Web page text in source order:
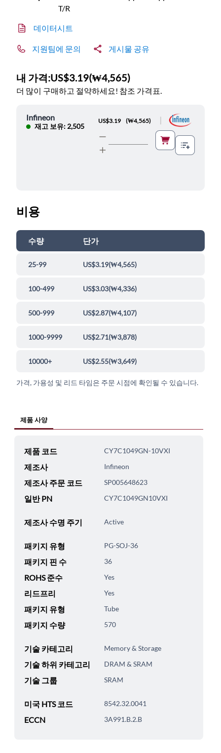
T/R
데이터시트
지원팀에 문의 게시물 공유
내 가격:US$3.19(₩4,565)
더 많이 구매하고 절약하세요! 참조 가격표.
Infineon
재고 보유: 2,505
US$3.19 (₩4,565)
비용
수량 단가
25-99 US$3.19(₩4,565)
100-499 US$3.03(₩4,336)
500-999 US$2.87(₩4,107)
1000-9999 US$2.71(₩3,878)
10000+ US$2.55(₩3,649)
가격, 가용성 및 리드 타임은 주문 시점에 확인될 수 있습니다.
제품 사양
제품 코드 CY7C1049GN-10VXI
제조사 Infineon
제조사 주문 코드 SP005648623
일반 PN CY7C1049GN10VXI
제조사 수명 주기 Active
패키지 유형 PG-SOJ-36
패키지 핀 수 36
ROHS 준수 Yes
리드프리 Yes
패키지 유형 Tube
패키지 수량 570
기술 카테고리 Memory & Storage
기술 하위 카테고리 DRAM & SRAM
기술 그룹 SRAM
미국 HTS 코드 8542.32.0041
ECCN 3A991.B.2.B